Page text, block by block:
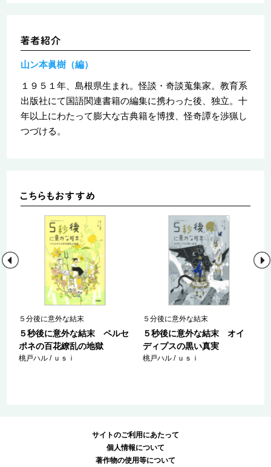
山ン本眞樹（編）
１９５１年、島根県生まれ。怪談・奇談蒐集家。教育系
出版社にて国語関連書籍の編集に携わった後、独立。十
年以上にわたって膨大な古典籍を博捜、怪奇譚を渉猟し
つづける。
５分後に意外な結末
５秒後に意外な結末 ペルセ
ポネの百花繚乱の地獄
桃戸ハル / ｕｓｉ
５分後に意外な結末
５秒後に意外な結末 オイ
ディプスの黒い真実
桃戸ハル / ｕｓｉ
サイトのご利用にあたって
個人情報について
著作物の使用等について